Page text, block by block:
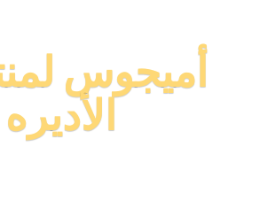
أميجوس
الأديره